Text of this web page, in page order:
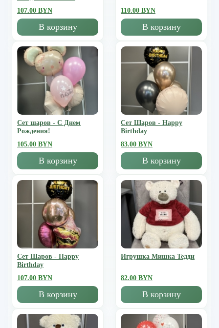
107.00 BYN
В корзину
110.00 BYN
В корзину
Сет шаров - С Днем
Рождения!
105.00 BYN
В корзину
Сет Шаров - Happy
Birthday
83.00 BYN
В корзину
Сет Шаров - Happy
Birthday
107.00 BYN
В корзину
Игрушка Мишка Тедди
82.00 BYN
В корзину